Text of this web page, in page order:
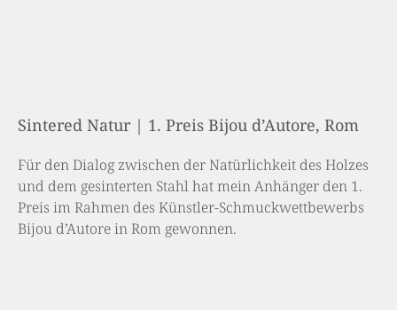
Sintered Natur | 1. Preis Bijou d’Autore, Rom
Für den Dialog zwischen der Natürlichkeit des Holzes
und dem gesinterten Stahl hat mein Anhänger den 1.
Preis im Rahmen des Künstler-Schmuckwettbewerbs
Bijou d’Autore in Rom gewonnen.